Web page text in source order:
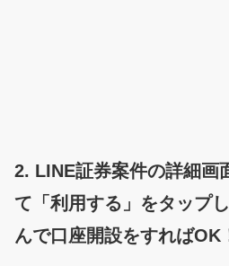
2. LINE証券案件の詳細画
て「利用する」をタップ
んで口座開設をすればOK